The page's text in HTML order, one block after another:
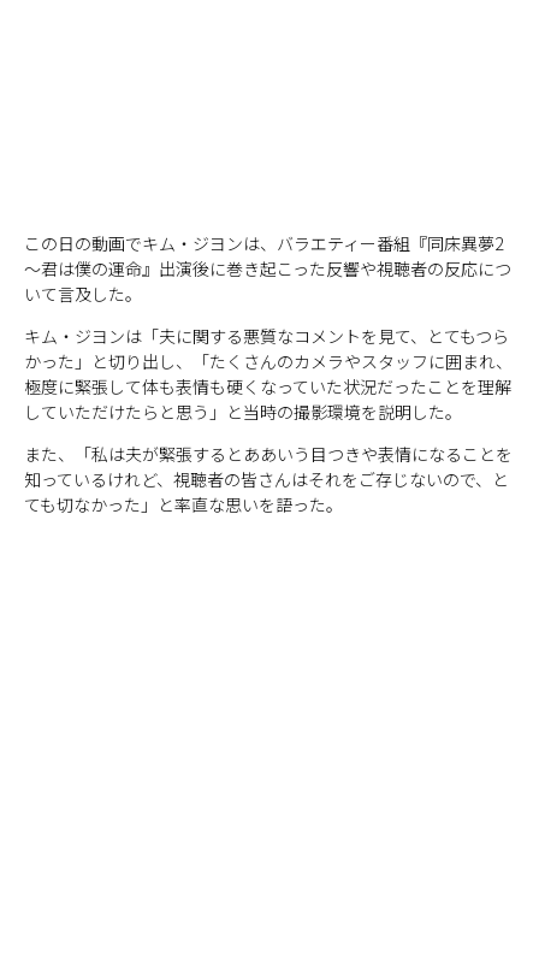
この日の動画でキム・ジヨンは、バラエティー番組『同床異夢2
～君は僕の運命』出演後に巻き起こった反響や視聴者の反応につ
いて言及した。
キム・ジヨンは「夫に関する悪質なコメントを見て、とてもつら
かった」と切り出し、「たくさんのカメラやスタッフに囲まれ、
極度に緊張して体も表情も硬くなっていた状況だったことを理解
していただけたらと思う」と当時の撮影環境を説明した。
また、「私は夫が緊張するとああいう目つきや表情になることを
知っているけれど、視聴者の皆さんはそれをご存じないので、と
ても切なかった」と率直な思いを語った。